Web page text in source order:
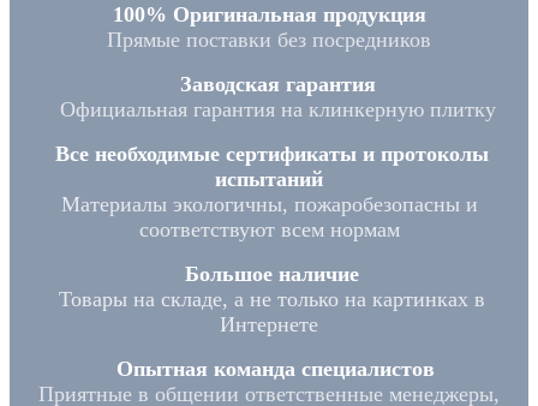
100% Оригинальная продукция
Прямые поставки без посредников
Заводская гарантия
Официальная гарантия на клинкерную плитку
Все необходимые сертификаты и протоколы
испытаний
Материалы экологичны, пожаробезопасны и
соответствуют всем нормам
Большое наличие
Товары на складе, а не только на картинках в
Интернете
Опытная команда специалистов
Приятные в общении ответственные менеджеры,